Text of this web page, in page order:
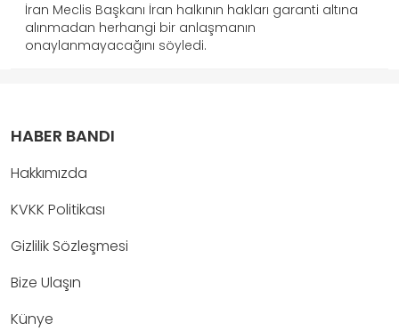
İran Meclis Başkanı İran halkının hakları garanti altına
alınmadan herhangi bir anlaşmanın
onaylanmayacağını söyledi.
HABER BANDI
Hakkımızda
KVKK Politikası
Gizlilik Sözleşmesi
Bize Ulaşın
Künye